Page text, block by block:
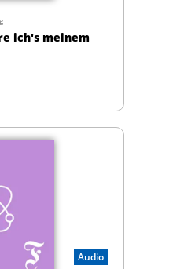
ich's meinem
Audio